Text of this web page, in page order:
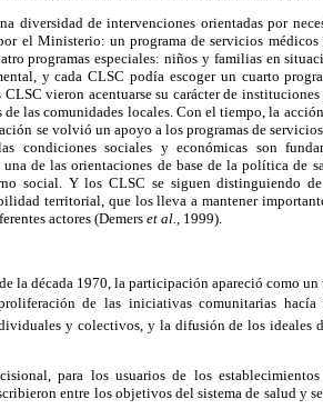
diversidad de intervenciones orientadas por
el Ministerio: un programa de servicios médicos
programas especiales: niños y familias en
y cada CLSC podía escoger un cuarto
vieron acentuarse su carácter de
las comunidades locales. Con el tiempo, la
se volvió un apoyo a los programas de
sociales y económicas son
de las orientaciones de base de la política de
social. Y los CLSC se siguen distinguiendo
territorial, que los lleva a mantener
actores (Demerset al.,
1999).
la década 1970, la participación apareció como
de las iniciativas comunitarias
y colectivos, y la difusión de los ideales
para los usuarios de los
entre los objetivos del sistema de salud y